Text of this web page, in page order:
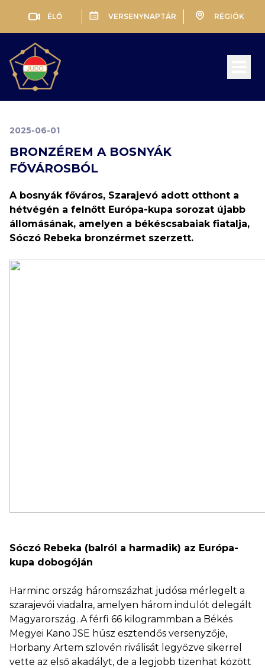
ÉLŐ VERSENYNAPTÁR RÉGIÓK
2025-06-01
BRONZÉREM A BOSNYÁK
FŐVÁROSBÓL
A bosnyák főváros, Szarajevó adott otthont a
hétvégén a felnőtt Európa-kupa sorozat újabb
állomásának, amelyen a békéscsabaiak fiatalja,
Sóczó Rebeka bronzérmet szerzett.
Sóczó Rebeka (balról a harmadik) az Európa-
kupa dobogóján
Harminc ország háromszázhat judósa mérlegelt a
szarajevói viadalra, amelyen három indulót delegált
Magyarország. A férfi 66 kilogrammban a Békés
Megyei Kano JSE húsz esztendős versenyzője,
Horbany Artem szlovén riválisát legyőzve sikerrel
vette az első akadályt, de a legjobb tizenhat között